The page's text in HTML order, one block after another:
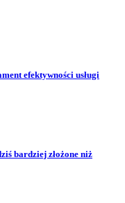
efektywności usługi
bardziej złożone niż